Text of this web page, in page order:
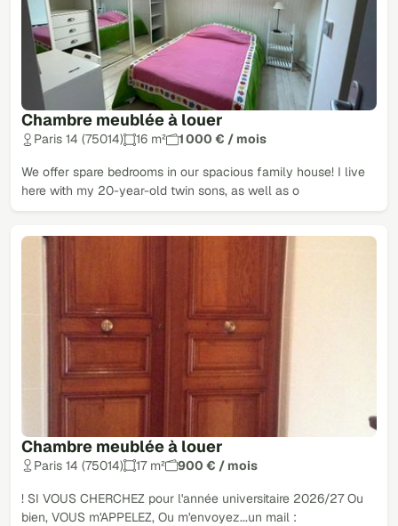
Chambre meublée à louer
Paris 14 (75014) 16 m² 1 000 € / mois
We offer spare bedrooms in our spacious family house! I live
here with my 20-year-old twin sons, as well as o
Chambre meublée à louer
Paris 14 (75014) 17 m² 900 € / mois
! SI VOUS CHERCHEZ pour l'année universitaire 2026/27 Ou
bien, VOUS m'APPELEZ, Ou m'envoyez...un mail :